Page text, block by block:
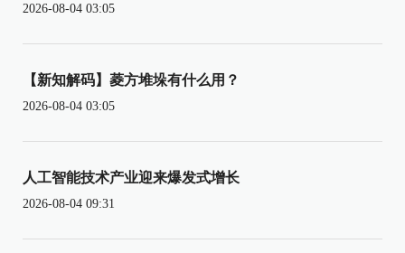
2026-08-04 03:05
【新知解码】菱方堆垛有什么用？
2026-08-04 03:05
人工智能技术产业迎来爆发式增长
2026-08-04 09:31